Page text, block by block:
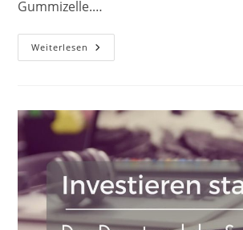
Gummizelle.…
Weiterlesen Finanzielle
Freiheit
Aus
Der
Gummizelle